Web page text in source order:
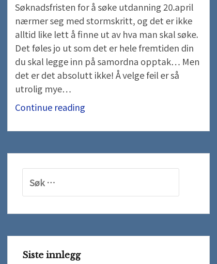
Søknadsfristen for å søke utdanning 20.april
nærmer seg med stormskritt, og det er ikke
alltid like lett å finne ut av hva man skal søke.
Det føles jo ut som det er hele fremtiden din
du skal legge inn på samordna opptak… Men
det er det absolutt ikke! Å velge feil er så
utrolig mye…
Continue reading
jeg
velge
etter:
Siste innlegg